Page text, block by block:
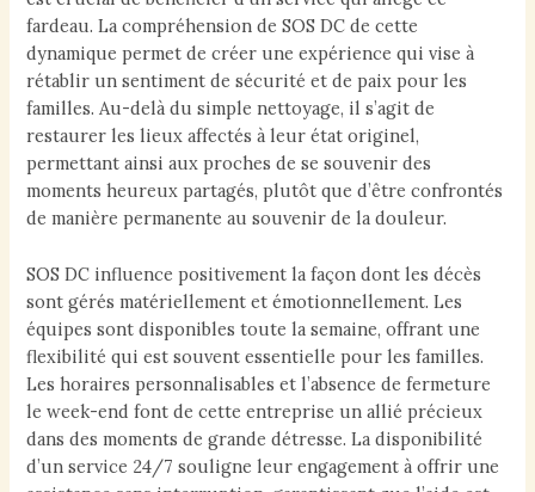
fardeau. La compréhension de SOS DC de cette
dynamique permet de créer une expérience qui vise à
rétablir un sentiment de sécurité et de paix pour les
familles. Au-delà du simple nettoyage, il s’agit de
restaurer les lieux affectés à leur état originel,
permettant ainsi aux proches de se souvenir des
moments heureux partagés, plutôt que d’être confrontés
de manière permanente au souvenir de la douleur.
SOS DC influence positivement la façon dont les décès
sont gérés matériellement et émotionnellement. Les
équipes sont disponibles toute la semaine, offrant une
flexibilité qui est souvent essentielle pour les familles.
Les horaires personnalisables et l’absence de fermeture
le week-end font de cette entreprise un allié précieux
dans des moments de grande détresse. La disponibilité
d’un service 24/7 souligne leur engagement à offrir une